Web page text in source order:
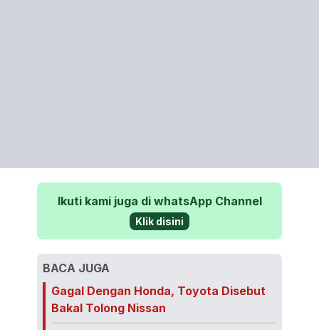
Ikuti kami juga di whatsApp Channel
Klik disini
BACA JUGA
Gagal Dengan Honda, Toyota Disebut
Bakal Tolong Nissan